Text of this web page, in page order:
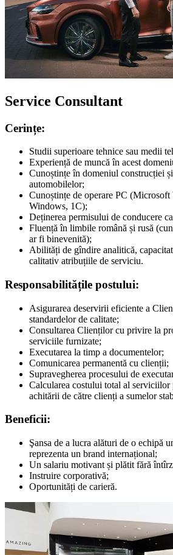
Service Consultant
Cerințe:
Studii superioare tehnice sau medii
Experiență de muncă în acest
Cunoștințe în domeniul construcției
automobilelor;
Cunoștințe de operare PC
Windows, 1C);
Deținerea permisului de conducere
Fluență în limbile română și rusă
ar fi binevenită);
Abilități de gîndire analitică,
calitativ atribuțiile de serviciu.
Responsabilitățile postului:
Asigurarea deservirii eficiente a
standardelor de calitate;
Consultarea Clienților cu privire la
serviciile furnizate;
Executarea la timp a documentelor;
Comunicarea permanentă cu clienții;
Supravegherea procesului de
Calcularea costului total al serviciilor
achitării de către clienți a sumelor
Beneficii:
Şansa de a lucra alături de o echipă
reprezenta un brand internațional;
Un salariu motivant și plătit fără
Instruire corporativă;
Oportunități de carieră.